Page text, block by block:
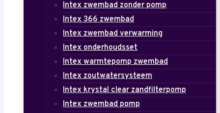
Intex zwembad zonder pomp
Intex 366 zwembad
Intex zwembad verwarming
Intex onderhoudsset
Intex warmtepomp zwembad
Intex zoutwatersysteem
Intex krystal clear zandfilterpomp
Intex zwembad pomp